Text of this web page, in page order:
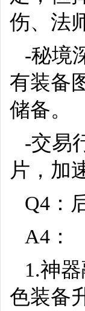
伤、法
-秘境
有装备
储备。
-交易
片，加
Q4：
A4：
1.神
色装备